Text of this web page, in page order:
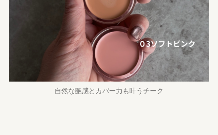
自然な艶感とカバー力も叶うチーク